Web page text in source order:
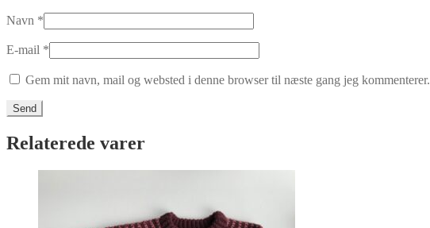
Navn *
E-mail *
Gem mit navn, mail og websted i denne browser til næste gang jeg kommenterer.
Relaterede varer